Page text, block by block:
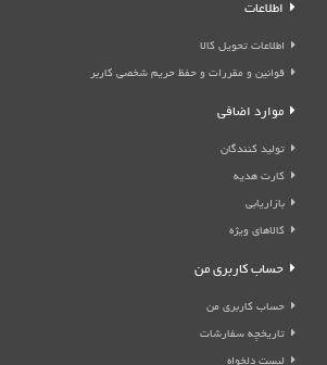
اطلاعات
اطلاعات تحویل کالا
قوانین و مقررات و حفظ حریم شخصی کاربر
موارد اضافی
تولید کنندگان
کارت هدیه
بازاریابی
کالاهای ویژه
حساب کاربری من
حساب کاربری من
تاریخچه سفارشات
لیست دلخواه